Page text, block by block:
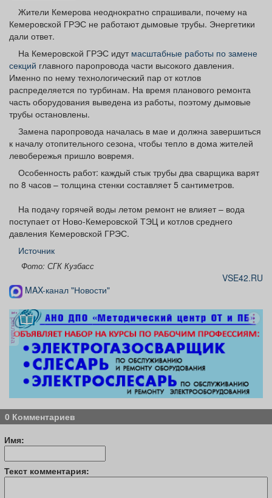
Афиша Обучение Проекты
Товары Поздравления Погода
ТВ программа Я - пенсионер
Жители Кемерова неоднократно спрашивали, почему на
Кемеровской ГРЭС не работают дымовые трубы. Энергетики
дали ответ.
На Кемеровской ГРЭС идут масштабные работы по замене
секций главного паропровода части высокого давления.
Именно по нему технологический пар от котлов
распределяется по турбинам. На время планового ремонта
часть оборудования выведена из работы, поэтому дымовые
трубы остановлены.
Замена паропровода началась в мае и должна завершиться
к началу отопительного сезона, чтобы тепло в дома жителей
левобережья пришло вовремя.
Особенность работ: каждый стык трубы два сварщика варят
по 8 часов – толщина стенки составляет 5 сантиметров.
На подачу горячей воды летом ремонт не влияет – вода
поступает от Ново-Кемеровской ТЭЦ и котлов среднего
давления Кемеровской ГРЭС.
Источник
Фото: СГК Кузбасс
VSE42.RU
MAX-канал "Новости"
реклама
0 Комментариев
Имя:
Текст комментария: